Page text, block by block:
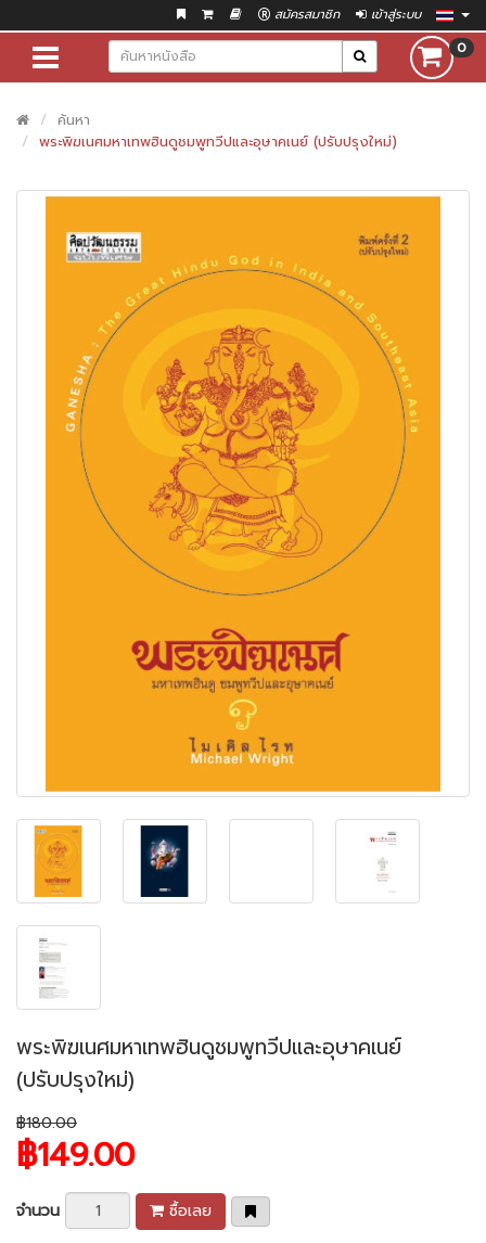
สมัครสมาชิก เข้าสู่ระบบ
0
ค้นหา
พระพิฆเนศมหาเทพฮินดูชมพูทวีปและอุษาคเนย์ (ปรับปรุงใหม่)
พระพิฆเนศมหาเทพฮินดูชมพูทวีปและอุษาคเนย์
(ปรับปรุงใหม่)
฿180.00
฿149.00
จำนวน
ซื้อเลย